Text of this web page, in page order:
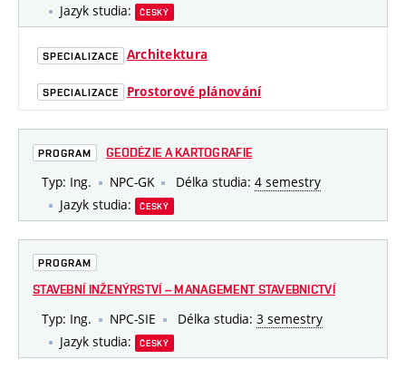
Jazyk studia:
ČESKÝ
SPECIALIZACE Architektura
SPECIALIZACE Prostorové plánování
PROGRAM GEODÉZIE A KARTOGRAFIE
Typ: Ing. NPC-GK Délka studia: 4 semestry
Jazyk studia:
ČESKÝ
PROGRAM
STAVEBNÍ INŽENÝRSTVÍ – MANAGEMENT STAVEBNICTVÍ
Typ: Ing. NPC-SIE Délka studia: 3 semestry
Jazyk studia:
ČESKÝ